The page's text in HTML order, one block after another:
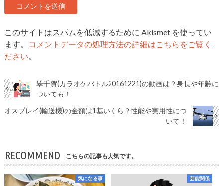
このサイトはスパムを低減するために Akismet を使ってい
ます。
コメントデータの処理方法の詳細はこちらをご覧く
ださい。
翠千賀(カラオケバトル20161221)の動画は？身長や年齢に
ついても！
オスプレイ(輸送機)の金額は1基いくら？性能や実用性につ
いて！
RECOMMEND こちらの記事も人気です。
気になる事 芸能関係